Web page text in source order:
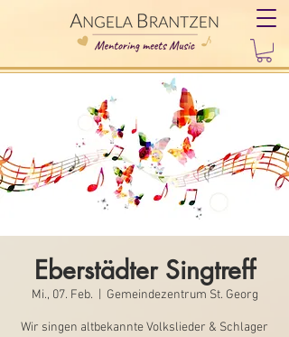
Eberstädter Singtreff
Mi., 07. Feb. Gemeindezentrum St. Georg
Wir singen altbekannte Volkslieder & Schlager